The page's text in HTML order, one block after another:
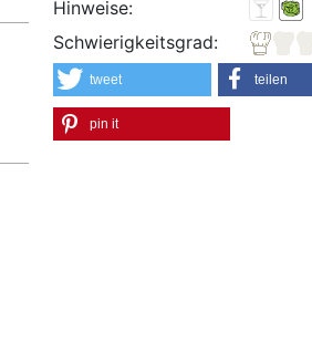
Hinweise:
Schwierigkeitsgrad:
tweet teilen
pin it